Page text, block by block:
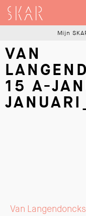
SKAR
Mijn
VAN
15 A-
Van